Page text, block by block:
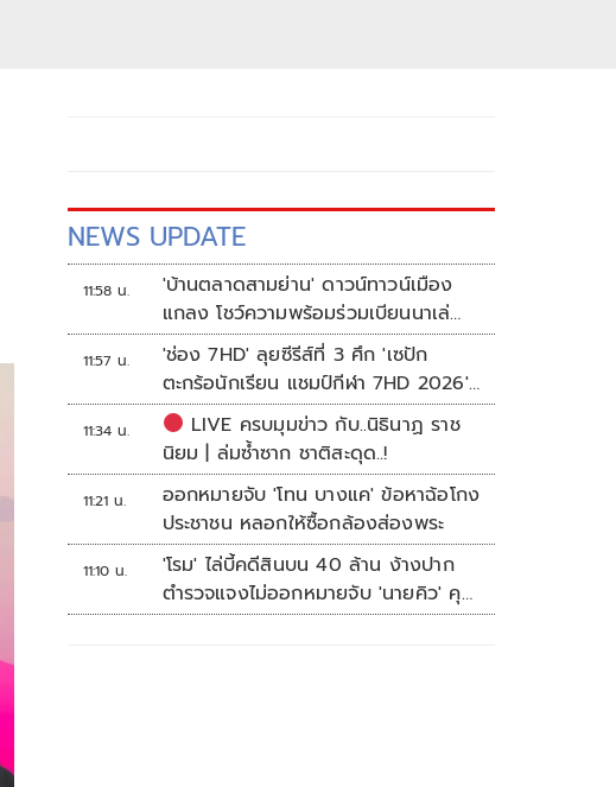
NEWS UPDATE
11:58 น.
'บ้านตลาดสามย่าน' ดาวน์ทาวน์เมือง
แกลง โชว์ความพร้อมร่วมเบียนนาเล่
ระยอง
11:57 น.
'ช่อง 7HD' ลุยซีรีส์ที่ 3 ศึก 'เซปัก
ตะกร้อนักเรียน แชมป์กีฬา 7HD 2026'
เปิดรับทีมหญิงครั้งแรก
11:34 น.
LIVE ครบมุมข่าว กับ..นิธินาฏ ราช
นิยม | ล่มซ้ำซาก ชาติสะดุด..!
11:21 น.
ออกหมายจับ 'โทน บางแค' ข้อหาฉ้อโกง
ประชาชน หลอกให้ซื้อกล้องส่องพระ
11:10 น.
'โรม' ไล่บี้คดีสินบน 40 ล้าน ง้างปาก
ตำรวจแจงไม่ออกหมายจับ 'นายคิว' คุม
เว็บพนัน